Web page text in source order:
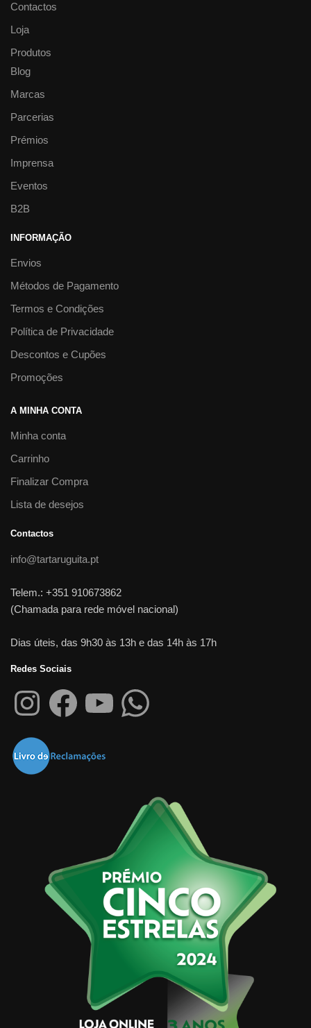
Contactos
Loja
Produtos
Blog
Marcas
Parcerias
Prémios
Imprensa
Eventos
B2B
INFORMAÇÃO
Envios
Métodos de Pagamento
Termos e Condições
Política de Privacidade
Descontos e Cupões
Promoções
A MINHA CONTA
Minha conta
Carrinho
Finalizar Compra
Lista de desejos
Contactos
info@tartaruguita.pt
Telem.: +351 910673862
(Chamada para rede móvel nacional)
Dias úteis, das 9h30 às 13h e das 14h às 17h
Redes Sociais